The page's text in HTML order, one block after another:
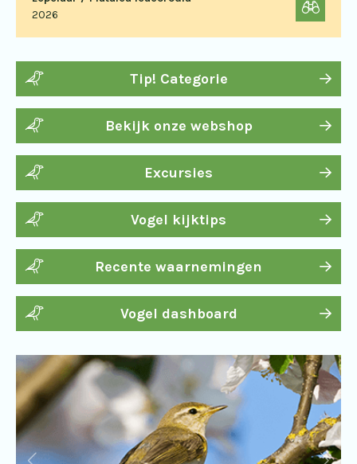
2026
Tip! Categorie
Bekijk onze webshop
Excursies
Vogel kijktips
Recente waarnemingen
Vogel dashboard